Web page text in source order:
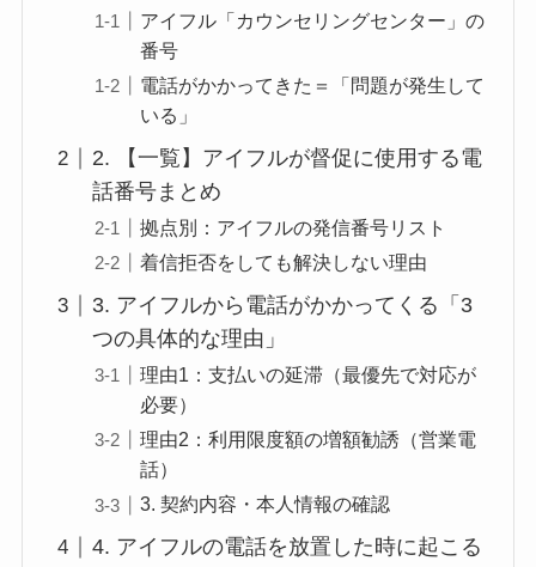
アイフル「カウンセリングセンター」の
番号
電話がかかってきた＝「問題が発生して
いる」
2. 【一覧】アイフルが督促に使用する電
話番号まとめ
拠点別：アイフルの発信番号リスト
着信拒否をしても解決しない理由
3. アイフルから電話がかかってくる「3
つの具体的な理由」
理由1：支払いの延滞（最優先で対応が
必要）
理由2：利用限度額の増額勧誘（営業電
話）
3. 契約内容・本人情報の確認
4. アイフルの電話を放置した時に起こる